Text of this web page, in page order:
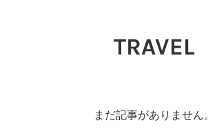
TRAVEL
まだ記事がありません。